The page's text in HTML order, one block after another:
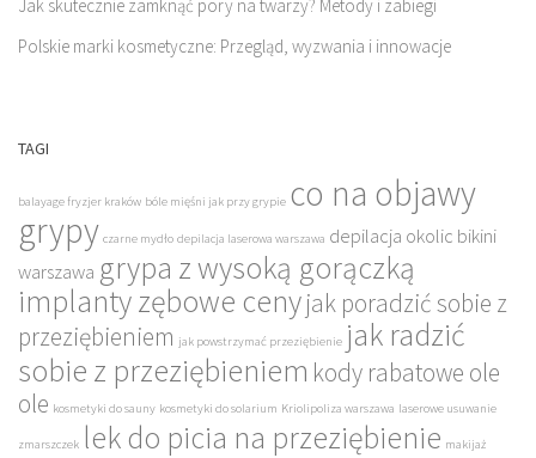
Jak skutecznie zamknąć pory na twarzy? Metody i zabiegi
Polskie marki kosmetyczne: Przegląd, wyzwania i innowacje
TAGI
balayage fryzjer kraków bóle mięśni jak przy grypie co na objawy
grypy czarne mydło depilacja laserowa warszawa depilacja okolic bikini
warszawa grypa z wysoką gorączką
implanty zębowe cenyjak poradzić sobie z
przeziębieniem jak powstrzymać przeziębienie jak radzić
sobie z przeziębieniem kody rabatowe ole
ole kosmetyki do sauny kosmetyki do solarium Kriolipoliza warszawa laserowe usuwanie
zmarszczek lek do picia na przeziębienie makijaż